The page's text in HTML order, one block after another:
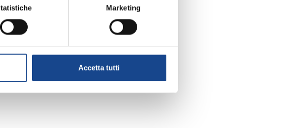
Marketing
Accetta tutti